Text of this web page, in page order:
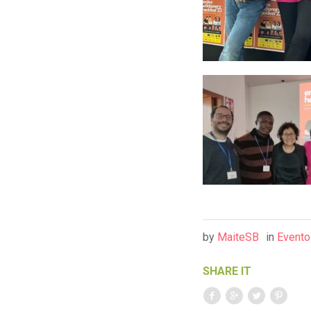
by MaiteSB in
SHARE IT